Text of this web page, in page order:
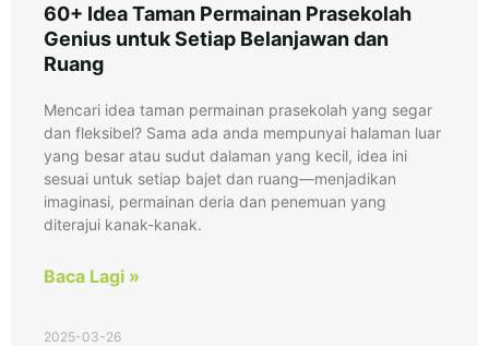
60+ Idea Taman Permainan Prasekolah
Genius untuk Setiap Belanjawan dan
Ruang
Mencari idea taman permainan prasekolah yang segar
dan fleksibel? Sama ada anda mempunyai halaman luar
yang besar atau sudut dalaman yang kecil, idea ini
sesuai untuk setiap bajet dan ruang—menjadikan
imaginasi, permainan deria dan penemuan yang
diterajui kanak-kanak.
Baca Lagi »
2025-03-26